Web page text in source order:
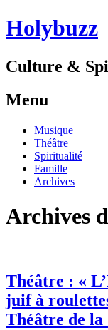
Holybuzz
Culture &
Menu
Aller
contenu
Musique
Théâtre
Spiritualité
Famille
Archives
Archives
Théâtre : «
juif à
Théâtre de la